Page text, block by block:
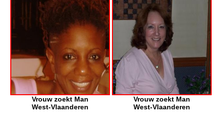
Vrouw zoekt Man
West-Vlaanderen
Vrouw zoekt Man
West-Vlaanderen